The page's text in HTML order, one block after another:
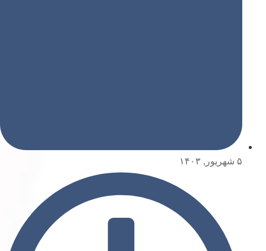
۵ شهریور, ۱۴۰۳